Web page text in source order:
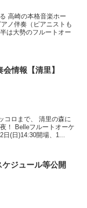
高崎の本格音楽ホー
ノ伴奏（ピアニストも
は大勢のフルートオー
会情報【清里】
コロまで、 清里の森に
！ Belleフルートオーケ
日(日)14:30開場、1...
ジュール等公開